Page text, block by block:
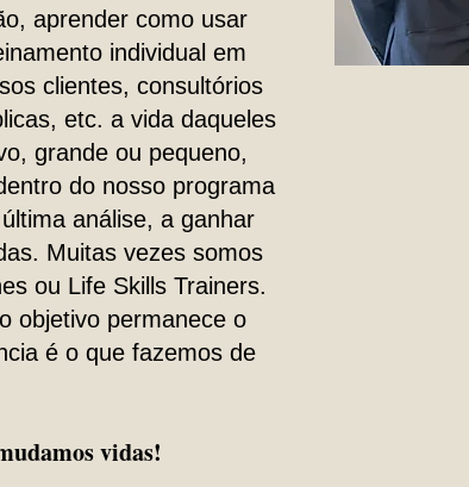
aprender como usar
individual em
clientes, consultórios
etc. a vida daqueles
grande ou pequeno,
do nosso programa
análise, a ganhar
Muitas vezes somos
ou Life Skills Trainers.
objetivo permanece o
é o que fazemos de
vidas!